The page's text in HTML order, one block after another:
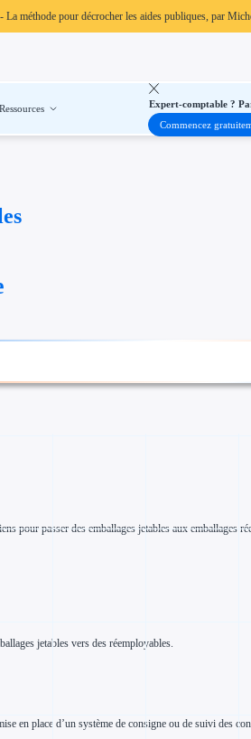
- La méthode pour décrocher les aides publiques, par
Ressources
Expert-comptable ?
Commencez
pour passer des emballages jetables aux
jetables vers des réemployables.
en place d’un système de consigne ou de suivi des